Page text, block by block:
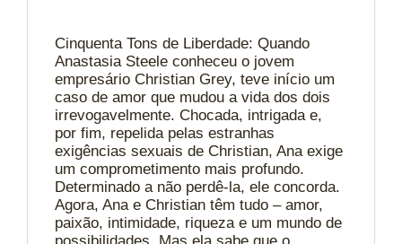
Cinquenta Tons de Liberdade: Quando
Anastasia Steele conheceu o jovem
empresário Christian Grey, teve início um
caso de amor que mudou a vida dos dois
irrevogavelmente. Chocada, intrigada e,
por fim, repelida pelas estranhas
exigências sexuais de Christian, Ana exige
um comprometimento mais profundo.
Determinado a não perdê-la, ele concorda.
Agora, Ana e Christian têm tudo – amor,
paixão, intimidade, riqueza e um mundo de